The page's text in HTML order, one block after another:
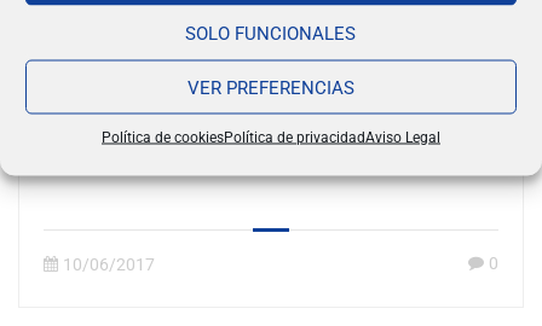
SOLO FUNCIONALES
VER PREFERENCIAS
Política de cookiesPolítica de privacidadAviso Legal
10/06/2017 0